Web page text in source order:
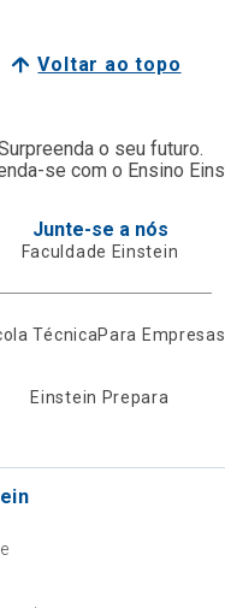
Voltar ao topo
o seu futuro.
se com o Ensino
Junte-se a nós
Faculdade Einstein
TécnicaPara Empresas
Einstein Prepara